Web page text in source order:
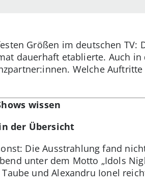
Größen im deutschen TV:
dauerhaft etablierte. Auch in
Welche
wissen
der Übersicht
Die Ausstrahlung fand
unter dem Motto „Idols
Taube undAlexandru Ionel